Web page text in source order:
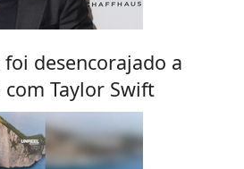
desencorajado a
Taylor Swift